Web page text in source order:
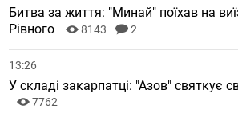
Битва за життя: "Минай" поїхав на
Рівного
8143 2
13:26
У складі закарпатці: "Азов" святкує
7762